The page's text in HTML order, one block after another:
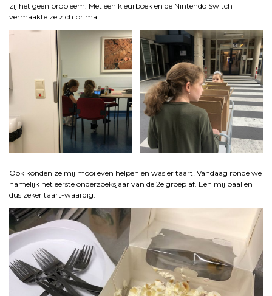
zij het geen probleem. Met een kleurboek en de Nintendo Switch
vermaakte ze zich prima.
Ook konden ze mij mooi even helpen en was er taart! Vandaag ronde we
namelijk het eerste onderzoeksjaar van de 2e groep af. Een mijlpaal en
dus zeker taart-waardig.